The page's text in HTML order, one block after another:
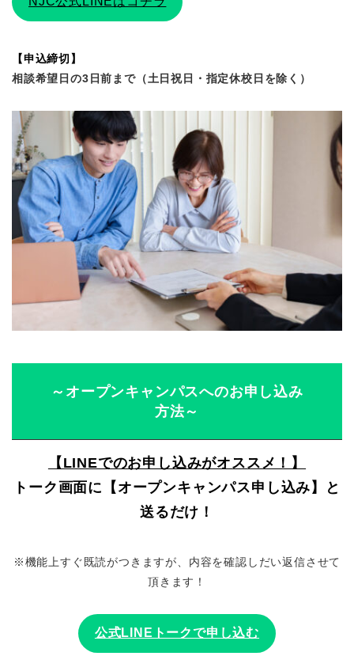
【申込締切】
相談希望日の3日前まで（土日祝日・指定休校日を除く）
～オープンキャンパスへのお申し込み
方法～
【LINEでのお申し込みがオススメ！】
トーク画面に【オープンキャンパス申し込み】と
送るだけ！
※機能上すぐ既読がつきますが、内容を確認しだい返信させて
頂きます！
公式LINEトークで申し込む